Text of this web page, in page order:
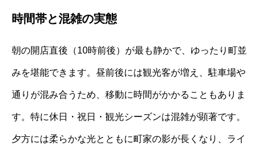
時間帯と混雑の実態
朝の開店直後（10時前後）が最も静かで、ゆったり町並
みを堪能できます。昼前後には観光客が増え、駐車場や
通りが混み合うため、移動に時間がかかることもありま
す。特に休日・祝日・観光シーズンは混雑が顕著です。
夕方には柔らかな光とともに町家の影が長くなり、ライ